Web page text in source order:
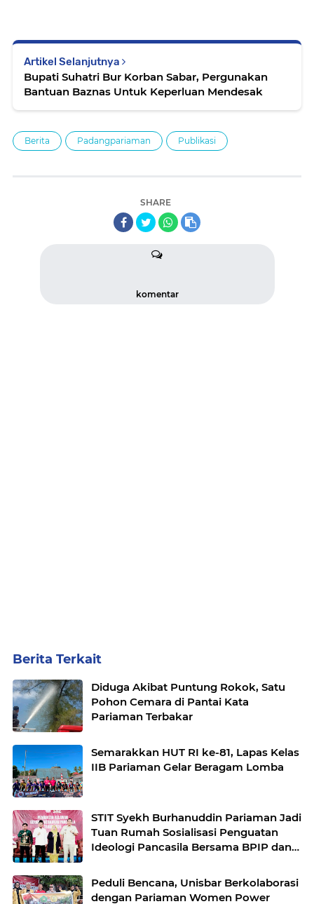
Artikel Selanjutnya
Bupati Suhatri Bur Korban Sabar, Pergunakan
Bantuan Baznas Untuk Keperluan Mendesak
Berita Padangpariaman Publikasi
SHARE
komentar
Berita Terkait
Diduga Akibat Puntung Rokok, Satu
Pohon Cemara di Pantai Kata
Pariaman Terbakar
Semarakkan HUT RI ke-81, Lapas Kelas
IIB Pariaman Gelar Beragam Lomba
STIT Syekh Burhanuddin Pariaman Jadi
Tuan Rumah Sosialisasi Penguatan
Ideologi Pancasila Bersama BPIP dan
Peduli Bencana, Unisbar Berkolaborasi
dengan Pariaman Women Power